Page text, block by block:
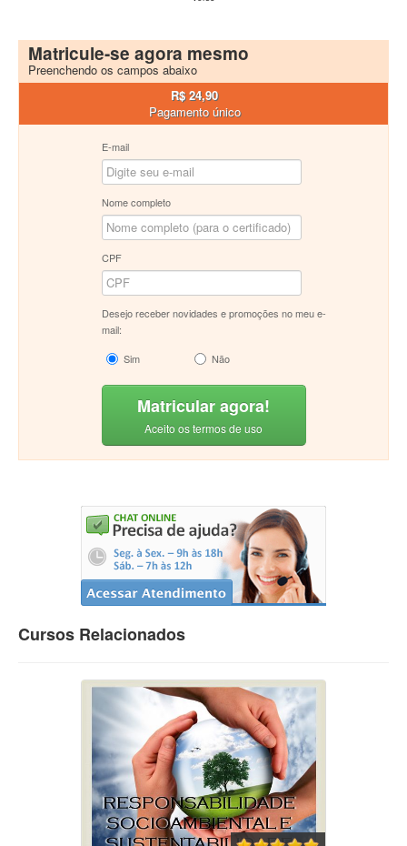
Matricule-se agora mesmo
Preenchendo os campos abaixo
R$ 24,90
Pagamento único
E-mail
Nome completo
CPF
Desejo receber novidades e promoções no meu e-
mail:
Sim
Não
Matricular agora!
Aceito os termos de uso
Cursos Relacionados